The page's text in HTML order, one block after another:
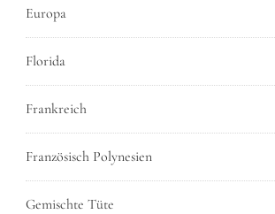
Europa
Florida
Frankreich
Französisch Polynesien
Gemischte Tüte